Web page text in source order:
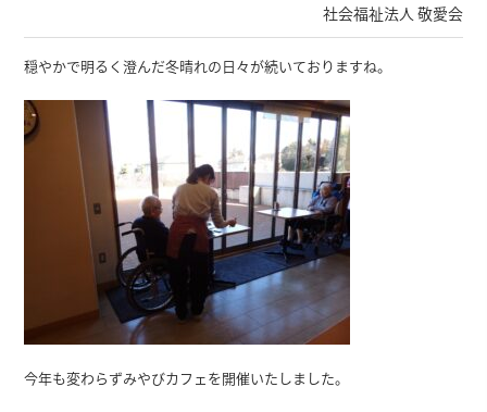
社会福祉法人 敬愛会
穏やかで明るく澄んだ冬晴れの日々が続いておりますね。
今年も変わらずみやびカフェを開催いたしました。